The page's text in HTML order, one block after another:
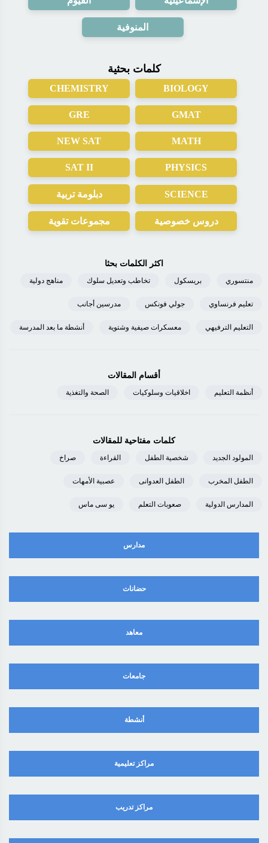
المنوفية
كلمات بحثية
BIOLOGY
CHEMISTRY
GMAT
GRE
MATH
NEW SAT
PHYSICS
SAT II
SCIENCE دبلومة تربية
دروس خصوصية مجموعات تقوية
اكثر الكلمات بحثا
منتسوري بريسكول تخاطب وتعديل سلوك مناهج دولية
تعليم فرنساوي جولي فونكس مدرسين أجانب
التعليم الترفيهي معسكرات صيفية وشتوية أنشطة ما بعد المدرسة
أقسام المقالات
أنظمة التعليم اخلاقيات وسلوكيات الصحة والتغذية
كلمات مفتاحية للمقالات
المولود الجديد شخصية الطفل القراءة صراخ
الطفل المخرب الطفل العدوانى عصبية الأمهات
المدارس الدولية صعوبات التعلم يو سى ماس
مدارس
حضانات
معاهد
جامعات
أنشطة
مراكز تعليمية
مراكز تدريب